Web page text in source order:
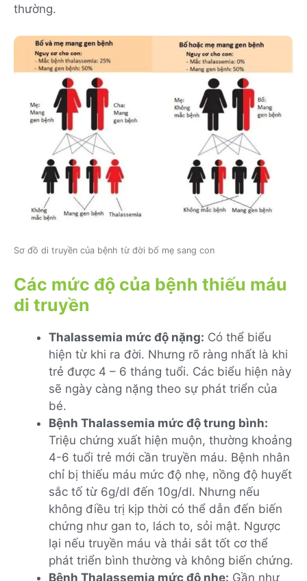
thường.
Sơ đồ di truyền của bệnh từ đời bố mẹ sang con
Các mức độ của bệnh thiếu máu
di truyền
Thalassemia mức độ nặng: Có thể biểu
hiện từ khi ra đời. Nhưng rõ ràng nhất là khi
trẻ được 4 – 6 tháng tuổi. Các biểu hiện này
sẽ ngày càng nặng theo sự phát triển của
bé.
Bệnh Thalassemia mức độ trung bình:
Triệu chứng xuất hiện muộn, thường khoảng
4-6 tuổi trẻ mới cần truyền máu. Bệnh nhân
chỉ bị thiếu máu mức độ nhẹ, nồng độ huyết
sắc tố từ 6g/dl đến 10g/dl. Nhưng nếu
không điều trị kịp thời có thể dẫn đến biến
chứng như gan to, lách to, sỏi mật. Ngược
lại nếu truyền máu và thải sắt tốt cơ thể
phát triển bình thường và không biến chứng.
Bệnh Thalassemia mức độ nhẹ: Gần như